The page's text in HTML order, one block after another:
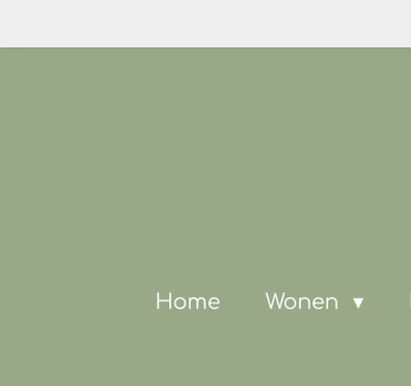
direct
Home Wonen